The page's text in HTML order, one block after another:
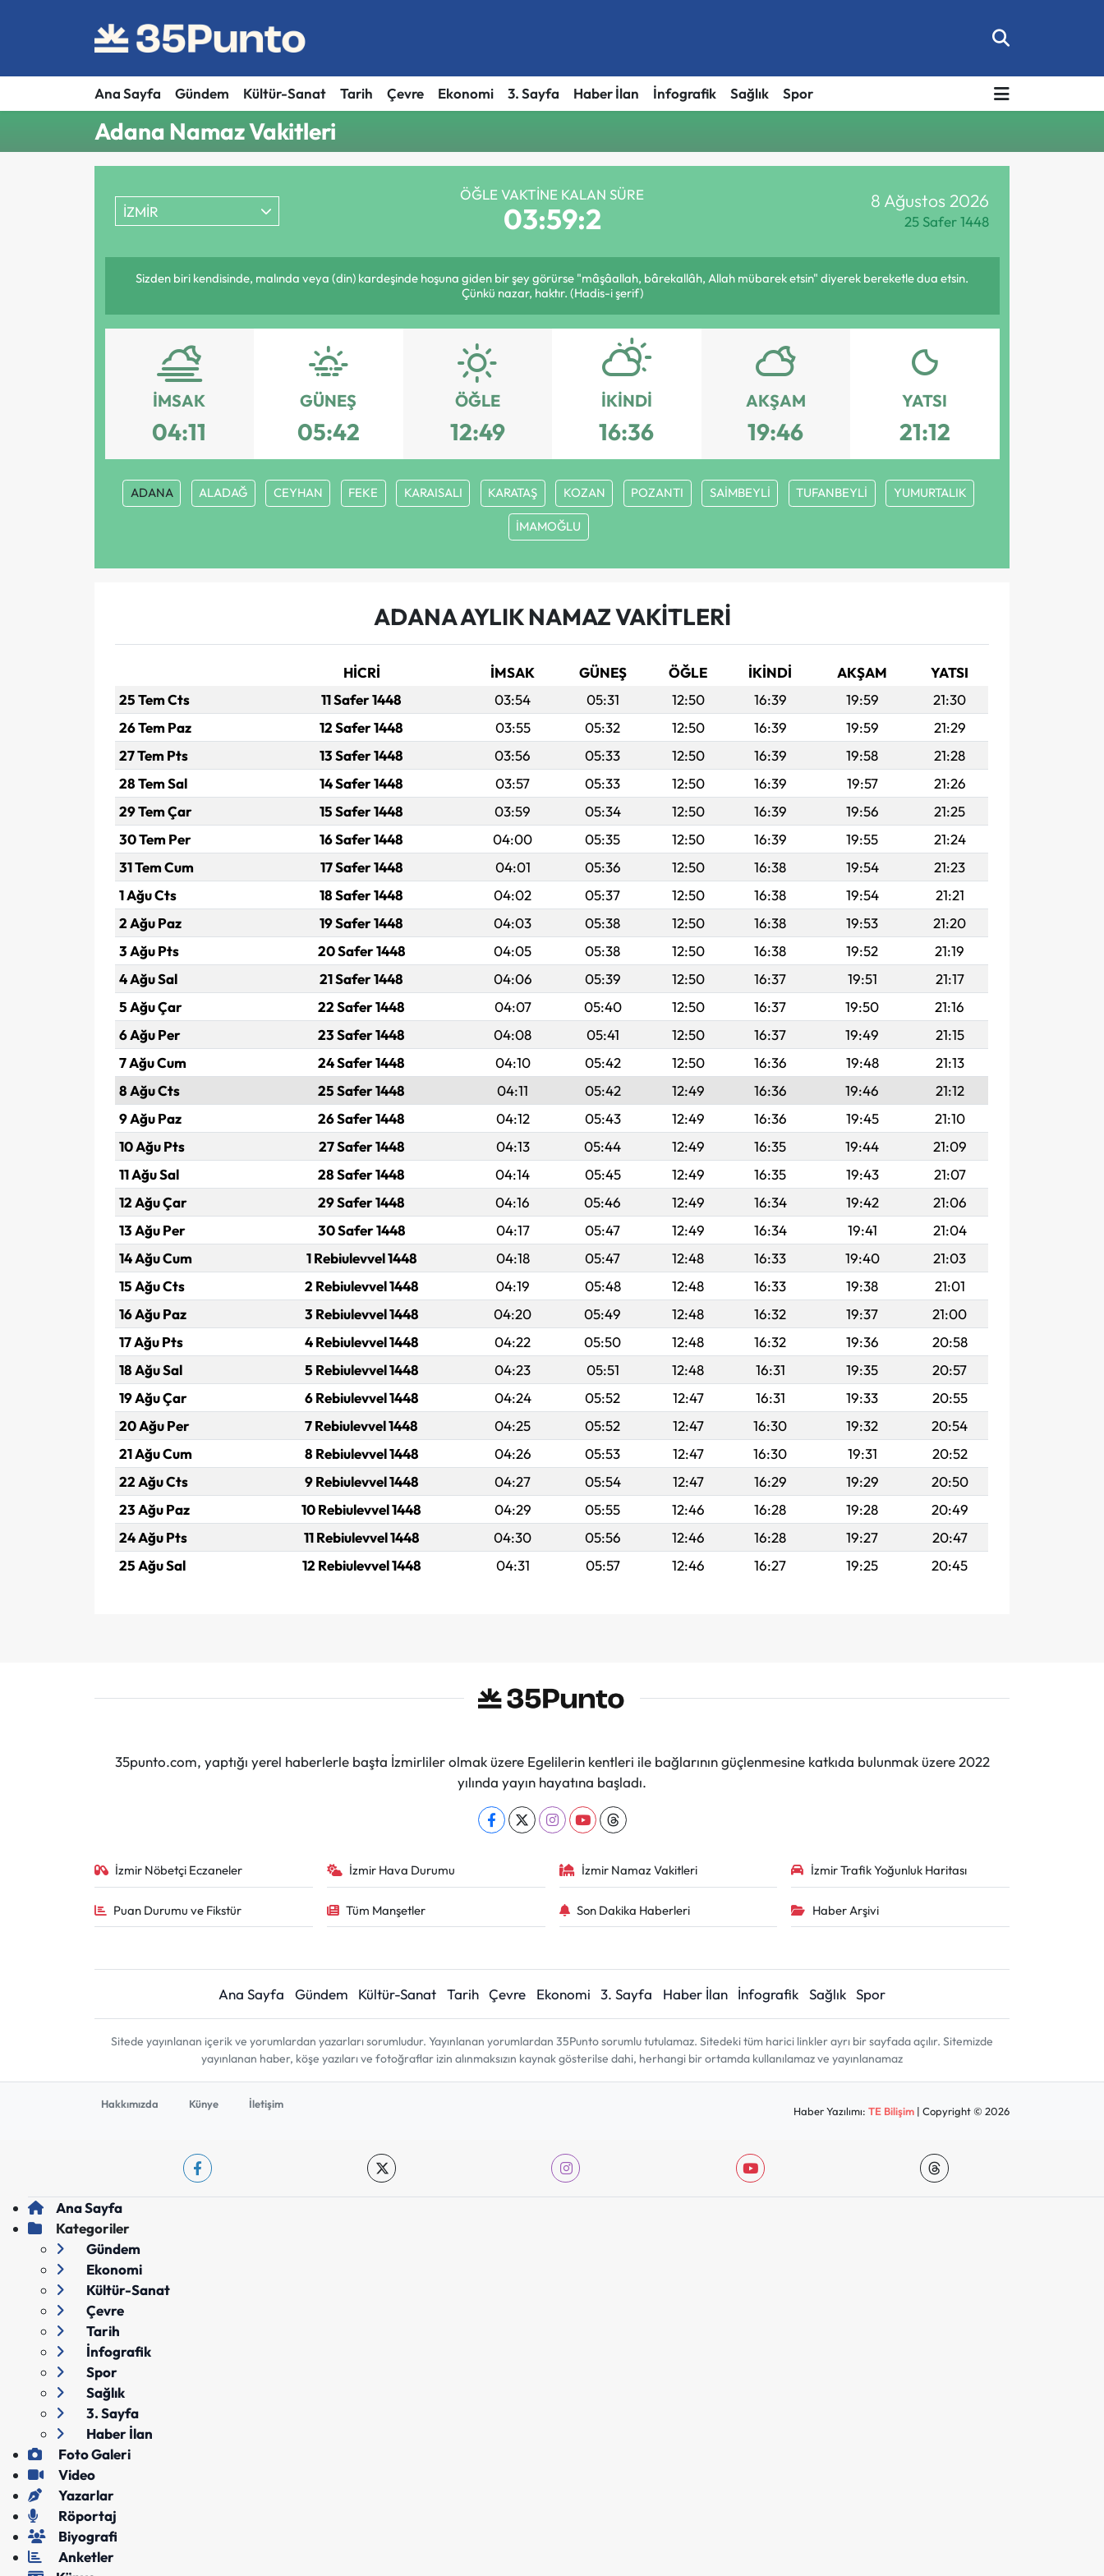
Ana Sayfa Gündem Kültür-Sanat Tarih Çevre Ekonomi 3. Sayfa Haber İlan İnfografik Sağlık Spor
Adana Namaz Vakitleri
İZMİR
ÖĞLE VAKTINE KALAN SÜRE
03:59:2
8 Ağustos 2026
25 Safer 1448
Sizden biri kendisinde, malında veya (din) kardeşinde hoşuna giden bir şey görürse "mâşâallah, bârekallâh, Allah mübarek etsin" diyerek bereketle dua etsin.
Çünkü nazar, haktır. (Hadis-i şerif)
İMSAK
04:11
GÜNEŞ
05:42
ÖĞLE
12:49
İKINDI
16:36
AKŞAM
19:46
YATSI
21:12
ADANA ALADAĞ CEYHAN FEKE KARAISALI KARATAŞ KOZAN POZANTI SAİMBEYLİ TUFANBEYLİ YUMURTALIK
İMAMOĞLU
ADANA AYLIK NAMAZ VAKITLERI
HİCRİ İMSAK GÜNEŞ ÖĞLE İKINDI AKŞAM
YATSI
25 Tem Cts
11 Safer 1448 03:54 05:31 12:50 16:39 19:59
21:30
26 Tem Paz
12 Safer 1448 03:55 05:32 12:50 16:39 19:59
21:29
27 Tem Pts
13 Safer 1448 03:56 05:33 12:50 16:39 19:58
21:28
28 Tem Sal
14 Safer 1448 03:57 05:33 12:50 16:39 19:57
21:26
29 Tem Çar
15 Safer 1448 03:59 05:34 12:50 16:39 19:56
21:25
30 Tem Per
16 Safer 1448 04:00 05:35 12:50 16:39 19:55
21:24
31 Tem Cum
17 Safer 1448 04:01 05:36 12:50 16:38 19:54
21:23
1 Ağu Cts
18 Safer 1448 04:02 05:37 12:50 16:38 19:54
21:21
2 Ağu Paz
19 Safer 1448 04:03 05:38 12:50 16:38 19:53
21:20
3 Ağu Pts
20 Safer 1448 04:05 05:38 12:50 16:38 19:52
21:19
4 Ağu Sal
21 Safer 1448 04:06 05:39 12:50 16:37 19:51
21:17
5 Ağu Çar
22 Safer 1448 04:07 05:40 12:50 16:37 19:50
21:16
6 Ağu Per
23 Safer 1448 04:08 05:41 12:50 16:37 19:49
21:15
7 Ağu Cum
24 Safer 1448 04:10 05:42 12:50 16:36 19:48
21:13
8 Ağu Cts
25 Safer 1448 04:11 05:42 12:49 16:36 19:46
21:12
9 Ağu Paz
26 Safer 1448 04:12 05:43 12:49 16:36 19:45
21:10
10 Ağu Pts
27 Safer 1448 04:13 05:44 12:49 16:35 19:44
21:09
11 Ağu Sal
28 Safer 1448 04:14 05:45 12:49 16:35 19:43
21:07
12 Ağu Çar
29 Safer 1448 04:16 05:46 12:49 16:34 19:42
21:06
13 Ağu Per
30 Safer 1448 04:17 05:47 12:49 16:34 19:41
21:04
14 Ağu Cum
1 Rebiulevvel 1448 04:18 05:47 12:48 16:33 19:40
21:03
15 Ağu Cts
2 Rebiulevvel 1448 04:19 05:48 12:48 16:33 19:38
21:01
16 Ağu Paz
3 Rebiulevvel 1448 04:20 05:49 12:48 16:32 19:37
21:00
17 Ağu Pts
4 Rebiulevvel 1448 04:22 05:50 12:48 16:32 19:36
20:58
18 Ağu Sal
5 Rebiulevvel 1448 04:23 05:51 12:48 16:31 19:35
20:57
19 Ağu Çar
6 Rebiulevvel 1448 04:24 05:52 12:47 16:31 19:33
20:55
20 Ağu Per
7 Rebiulevvel 1448 04:25 05:52 12:47 16:30 19:32
20:54
21 Ağu Cum
8 Rebiulevvel 1448 04:26 05:53 12:47 16:30 19:31
20:52
22 Ağu Cts
9 Rebiulevvel 1448 04:27 05:54 12:47 16:29 19:29
20:50
23 Ağu Paz
10 Rebiulevvel 1448 04:29 05:55 12:46 16:28 19:28
20:49
24 Ağu Pts
11 Rebiulevvel 1448 04:30 05:56 12:46 16:28 19:27
20:47
25 Ağu Sal
12 Rebiulevvel 1448 04:31 05:57 12:46 16:27 19:25 20:45
35punto.com, yaptığı yerel haberlerle başta İzmirliler olmak üzere Egelilerin kentleri ile bağlarının güçlenmesine katkıda bulunmak üzere 2022
yılında yayın hayatına başladı.
İzmir Nöbetçi Eczaneler İzmir Hava Durumu İzmir Namaz Vakitleri İzmir Trafik Yoğunluk Haritası
Puan Durumu ve Fikstür Tüm Manşetler Son Dakika Haberleri Haber Arşivi
Ana Sayfa Gündem Kültür-Sanat Tarih Çevre Ekonomi 3. Sayfa Haber İlan İnfografik Sağlık Spor
Sitede yayınlanan içerik ve yorumlardan yazarları sorumludur. Yayınlanan yorumlardan 35Punto sorumlu tutulamaz. Sitedeki tüm harici linkler ayrı bir sayfada açılır. Sitemizde
yayınlanan haber, köşe yazıları ve fotoğraflar izin alınmaksızın kaynak gösterilse dahi, herhangi bir ortamda kullanılamaz ve yayınlanamaz
Hakkımızda Künye İletişim
Haber Yazılımı:TE Bilişim | Copyright © 2026
Ana Sayfa
Kategoriler
Gündem
Ekonomi
Kültür-Sanat
Çevre
Tarih
İnfografik
Spor
Sağlık
3. Sayfa
Haber İlan
Foto Galeri
Video
Yazarlar
Röportaj
Biyografi
Anketler